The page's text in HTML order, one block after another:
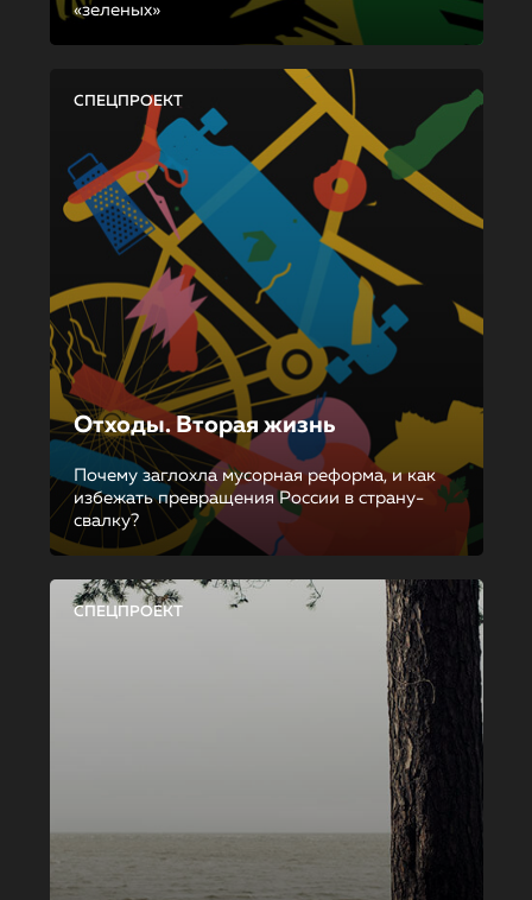
«зеленых»
СПЕЦПРОЕКТ
Отходы. Вторая жизнь
Почему заглохла мусорная реформа, и как
избежать превращения России в страну-
свалку?
СПЕЦПРОЕКТ